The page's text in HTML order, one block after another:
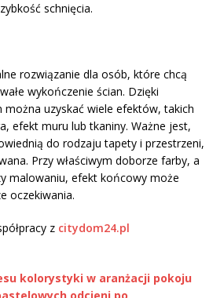
schnięcia.
rozwiązanie dla osób, które chcą
wykończenie ścian. Dzięki
uzyskać wiele efektów, takich
efekt muru lub tkaniny. Ważne jest,
do rodzaju tapety i przestrzeni,
Przy właściwym doborze farby, a
malowaniu, efekt końcowy może
oczekiwania.
z citydom24.pl
kolorystyki w aranżacji pokoju